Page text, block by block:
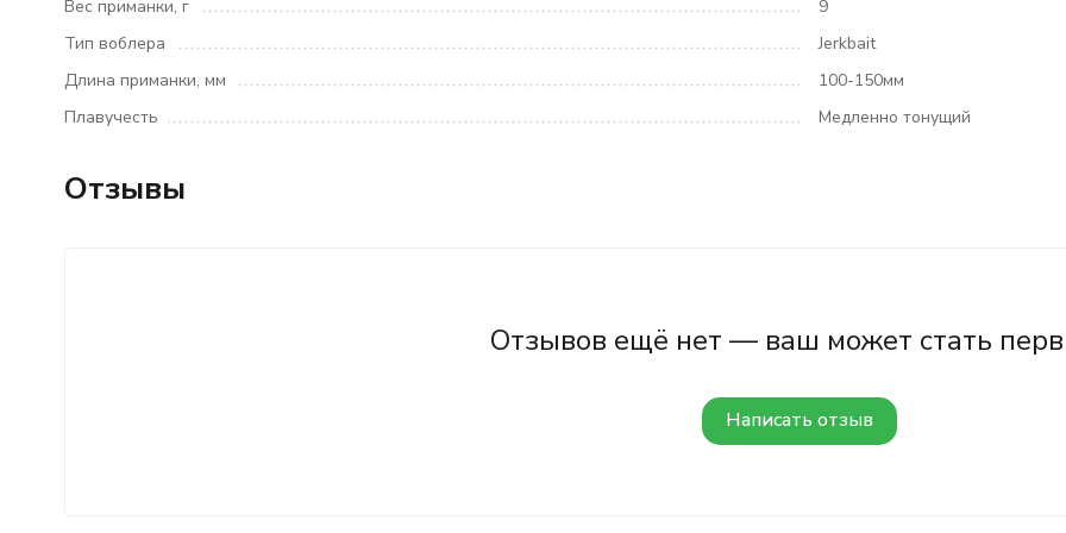
Вес приманки, г
9
Тип воблера
Jerkbait
Длина приманки, мм
100-150мм
Плавучесть
Медленно тонущий
Отзывы
Отзывов ещё нет — ваш может стать
Написать отзыв